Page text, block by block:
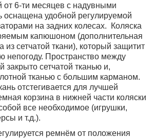
от 6-ти месяцев с надувными
оснащена удобной регулируемой
на задних колесах. Коляска
капюшоном (дополнительная
из сетчатой ткани), который защитит
непогоду. Пространство между
закрыто сетчатой тканью и,
тканью с большим карманом.
отстегивается для лучшей
корзина в нижней части коляски
все необходимое (игрушки,
и т.д.).
ремнём от положения